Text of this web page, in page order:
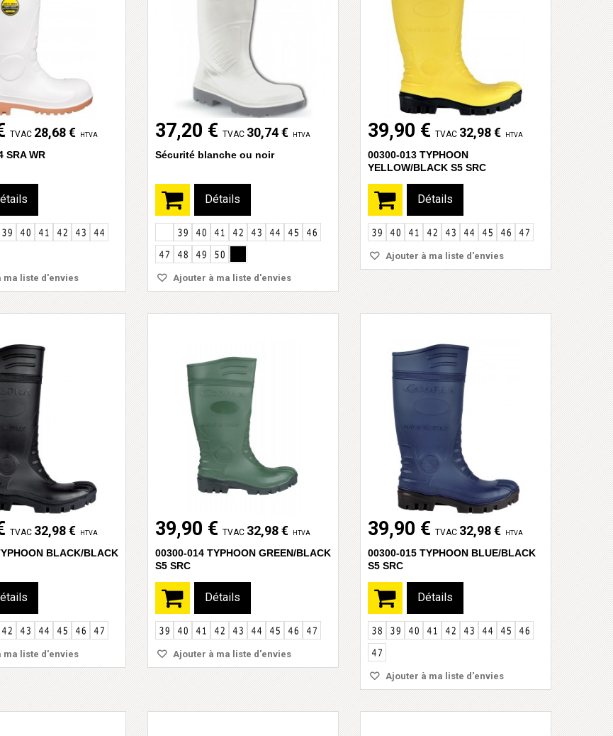
TVAC 28,68 € HTVA
SRA WR
ma liste d'envies
37,20 € TVAC 30,74 € HTVA
Sécurité blanche ou noir
Détails
Ajouter à ma liste d'envies
39,90 € TVAC 32,98 € HTVA
00300-013 TYPHOON
YELLOW/BLACK S5 SRC
Détails
Ajouter à ma liste d'envies
TVAC 32,98 € HTVA
BLACK/BLACK
ma liste d'envies
39,90 € TVAC 32,98 € HTVA
00300-014 TYPHOON GREEN/BLACK
S5 SRC
Détails
Ajouter à ma liste d'envies
39,90 € TVAC 32,98 € HTVA
00300-015 TYPHOON BLUE/BLACK
S5 SRC
Détails
Ajouter à ma liste d'envies